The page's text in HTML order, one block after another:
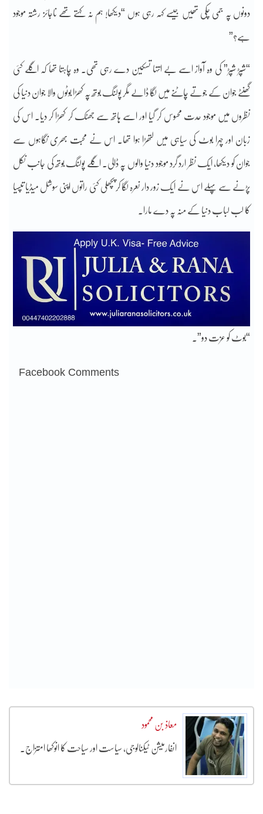
دونوں پہ جمی چکی تھیں جیسے کہہ رہی ہوں “دیکھا! ہم نہ کہتے تھے ناجائز رشتہ موجود
ہے؟”
“شپڑ شپڑ” کی وہ آواز اسے بے انتہا تسکین دے رہی تھی۔ وہ چاہتا تھا کہ اگلے کئی
گھنٹے جوان کے جوتے چاٹنے میں لگا ڈالے مگر پولنگ بوتھ پہ کھڑا بوٹوں والا جوان دنیا کی
نظروں میں موجود حدت محسوس کر گیا اور اسے ہاتھ سے جھٹک کر کھڑا کر دیا۔ اس کی
زبان اور چہرا بوٹ کی سیاہی میں لتھڑا ہوا تھا۔ اس نے محبت بھری نگاہوں سے
جوان کو دیکھا، ایک نظر ارد گرد موجود دنیا والوں پہ ڈالی۔ اگلے پولنگ بوتھ کی جانب نکل
پڑنے سے پہلے اس نے ایک زور دار نعرہ لگا کر پچھلی کئی راتوں اپنی سوشل میڈیا تپسیا
کا لب لباب دنیا کے منہ پہ دے مارا۔
“بوٹ کو عزت دو”۔
Facebook Comments
معاذ بن محمود
انفارمیشن ٹیکنالوجی، سیاست اور سیاحت کا انوکھا امتزاج۔